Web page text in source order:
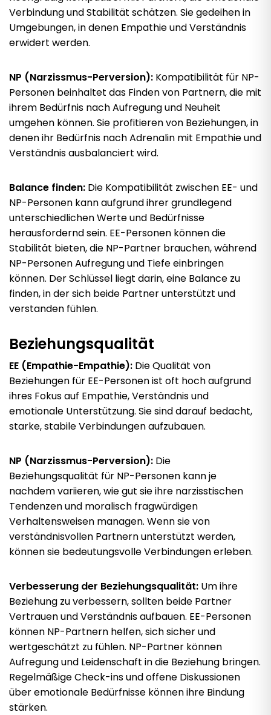
Verbindung und Stabilität schätzen. Sie gedeihen in
Umgebungen, in denen Empathie und Verständnis
erwidert werden.
NP (Narzissmus-Perversion): Kompatibilität für NP-
Personen beinhaltet das Finden von Partnern, die mit
ihrem Bedürfnis nach Aufregung und Neuheit
umgehen können. Sie profitieren von Beziehungen, in
denen ihr Bedürfnis nach Adrenalin mit Empathie und
Verständnis ausbalanciert wird.
Balance finden: Die Kompatibilität zwischen EE- und
NP-Personen kann aufgrund ihrer grundlegend
unterschiedlichen Werte und Bedürfnisse
herausfordernd sein. EE-Personen können die
Stabilität bieten, die NP-Partner brauchen, während
NP-Personen Aufregung und Tiefe einbringen
können. Der Schlüssel liegt darin, eine Balance zu
finden, in der sich beide Partner unterstützt und
verstanden fühlen.
Beziehungsqualität
EE (Empathie-Empathie): Die Qualität von
Beziehungen für EE-Personen ist oft hoch aufgrund
ihres Fokus auf Empathie, Verständnis und
emotionale Unterstützung. Sie sind darauf bedacht,
starke, stabile Verbindungen aufzubauen.
NP (Narzissmus-Perversion): Die
Beziehungsqualität für NP-Personen kann je
nachdem variieren, wie gut sie ihre narzisstischen
Tendenzen und moralisch fragwürdigen
Verhaltensweisen managen. Wenn sie von
verständnisvollen Partnern unterstützt werden,
können sie bedeutungsvolle Verbindungen erleben.
Verbesserung der Beziehungsqualität: Um ihre
Beziehung zu verbessern, sollten beide Partner
Vertrauen und Verständnis aufbauen. EE-Personen
können NP-Partnern helfen, sich sicher und
wertgeschätzt zu fühlen. NP-Partner können
Aufregung und Leidenschaft in die Beziehung bringen.
Regelmäßige Check-ins und offene Diskussionen
über emotionale Bedürfnisse können ihre Bindung
stärken.